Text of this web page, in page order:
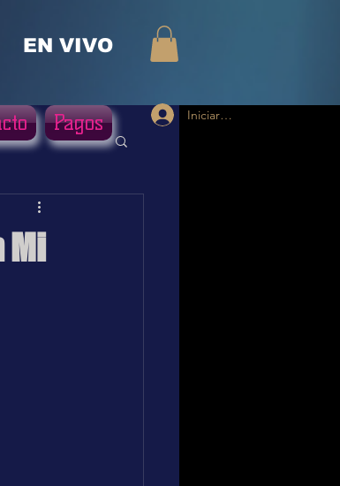
EN VIVO
Iniciar sesión
Mi
Pagos